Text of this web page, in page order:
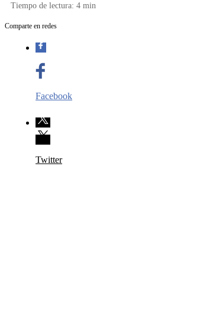
Tiempo de lectura: 4 min
Comparte en redes
Facebook
Twitter